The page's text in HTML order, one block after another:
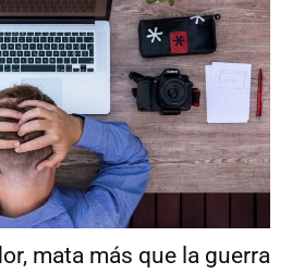
mata más que la guerra